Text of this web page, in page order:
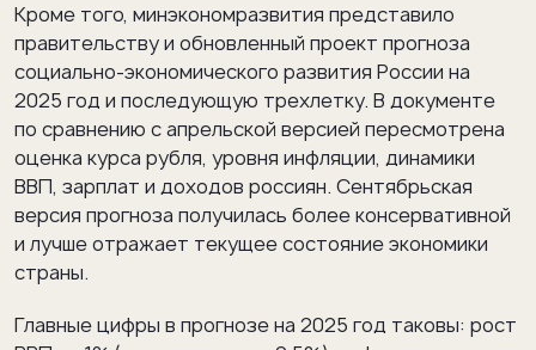
Кроме того, минэкономразвития представило
правительству и обновленный проект прогноза
социально-экономического развития России на
2025 год и последующую трехлетку. В документе
по сравнению с апрельской версией пересмотрена
оценка курса рубля, уровня инфляции, динамики
ВВП, зарплат и доходов россиян. Сентябрьская
версия прогноза получилась более консервативной
и лучше отражает текущее состояние экономики
страны.
Главные цифры в прогнозе на 2025 год таковы: рост